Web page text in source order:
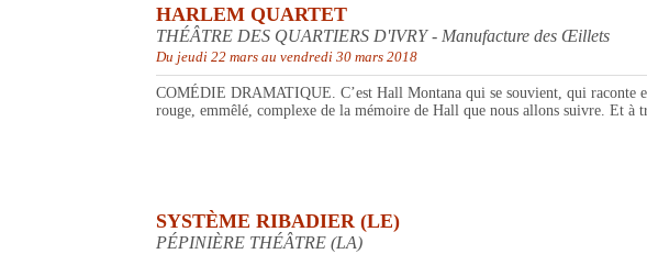
HARLEM QUARTET
THÉÂTRE DES QUARTIERS D'IVRY - Manufacture des Œillets
Du jeudi 22 mars au vendredi 30 mars 2018
COMÉDIE DRAMATIQUE. C’est Hall Montana qui se souvient, qui raconte
rouge, emmêlé, complexe de la mémoire de Hall que nous allons suivre. Et
SYSTÈME RIBADIER (LE)
PÉPINIÈRE THÉÂTRE (LA)